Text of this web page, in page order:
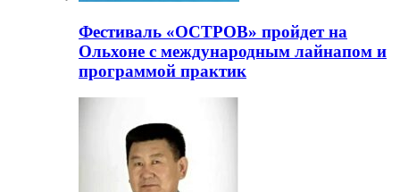
Фестиваль «ОСТРОВ» пройдет на
Ольхоне с международным лайнапом и
программой практик